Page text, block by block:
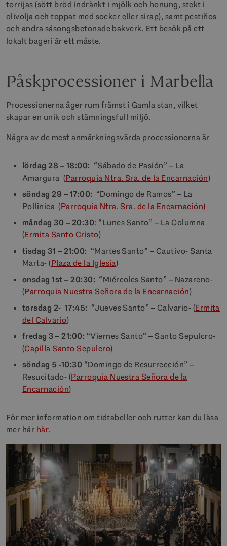
torrijas (sött bröd indränkt i mjölk och honung, stekt i
olivolja och toppat med socker eller sirap), samt pestiños
och andra säsongsbetonade bakverk. Ett besök på ett
lokalt bageri är ett måste.
Påskprocessioner i Marbella
Processionerna äger rum främst i Gamla stan, vilket
skapar en unik och stämningsfull miljö.
Några av de mest anmärkningsvärda processionerna är
lördag 28 – 18:00: “Sábado de Pasión” – La
Amargura (Parroquia Ntra. Sra. de la Encarnación)
söndag 29 – 17:00: “Domingo de Ramos” – La
Pollinica (Parroquia Ntra. Sra. de la Encarnación)
måndag 30 – 20:30: “Lunes Santo” – La Columna
(Ermita Santo Cristo)
tisdag 31 – 21:00: “Martes Santo” – Cautivo- Santa
Marta- (Plaza de la Iglesia)
onsdag 1st – 20:30: “Miércoles Santo” – Nazareno-
(Parroquia Nuestra Señora de la Encarnación)
torsdag 2- 17:45: “Jueves Santo” – Calvario- (Ermita
del Calvario)
fredag 3 – 21:00: “Viernes Santo” – Santo Sepulcro-
(Capilla Santo Sepulcro)
söndag 5 -10:30 “Domingo de Resurrección” –
Resucitado- (Parroquia Nuestra Señora de la
Encarnación)
För mer information om tidtabeller och rutter kan du läsa
mer här här.